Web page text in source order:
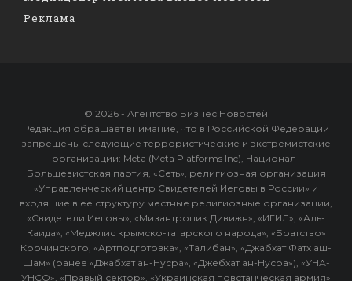
Реклама
© 2026 - Агентство Бизнес Новостей
Редакция обращает внимание, что в Российской Федерации
запрещены следующие террористические и экстремистские
организации: Meta (Meta Platforms Inc), Национал-
Большевистская партия, «Сеть», религиозная организация
«Управленческий центр Свидетелей Иеговы в России» и
входящие в ее структуру местные религиозные организации,
«Свидетели Иеговы», «Мизантропик Дивижн», «ИГИЛ», «Аль-
Каида», «Меджлис крымско-татарского народа», «Братство»
Корчинского, «Артподготовка», «Талибан», «Джабхат Фатх аш-
Шам» (ранее «Джабхат ан-Нусра», «Джебхат ан-Нусра»), «УНА-
УНСО», «Правый сектор», «Украинская повстанческая армия»